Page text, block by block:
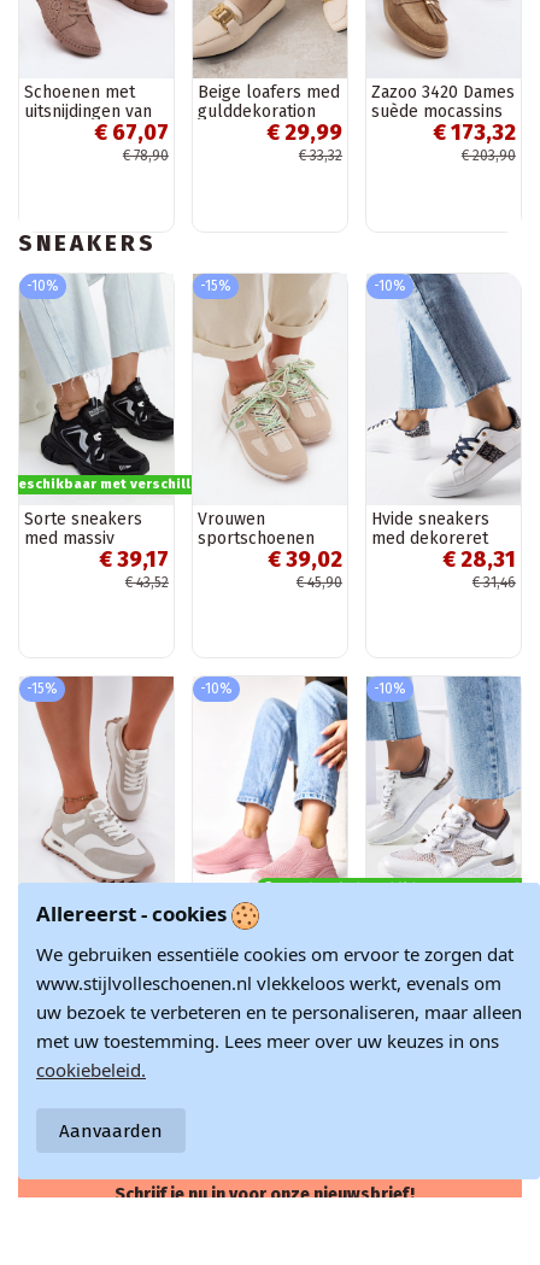
Schoenen met
uitsnijdingen van
faux suede in
zandkleur Flaria
€ 67,07
€ 78,90
Beige loafers med
gulddekoration
€ 29,99
€ 33,32
Zazoo 3420 Dames
suède mocassins
met brede hakken
€ 173,32
€ 203,90
SNEAKERS
-10%
beschikbaar met verschillende opties
Sorte sneakers
med massiv
jakobinsk sål€ 39,17
€ 43,52
-15%
Vrouwen
sportschoenen
met decoratieve
zandkleur Henira
€ 39,02
€ 45,90
-10%
Hvide sneakers
med dekoreret
overdel Sauriol
€ 28,31
€ 31,46
-15%
Zachte sneakers
dames Big Star
RR274896 HI-POLY
SYSTEM wit-grijze
kleur
€ 146,12
€ 171,90
-10%
Roze textiele
Gaia
€ 33,73
€ 37,47
-10%
Product is beschikbaar met
snøre fra Torres
gennembrudte
sportssko
€ 28,28
€ 31,42
nieuws en inspiratie in de modewereld.
Schrijf je nu in voor onze nieuwsbrief!
Allereerst - cookies
We gebruiken essentiële cookies om ervoor te zorgen dat
www.stijlvolleschoenen.nl vlekkeloos werkt, evenals om
uw bezoek te verbeteren en te personaliseren, maar alleen
met uw toestemming. Lees meer over uw keuzes in ons
cookiebeleid.
Aanvaarden